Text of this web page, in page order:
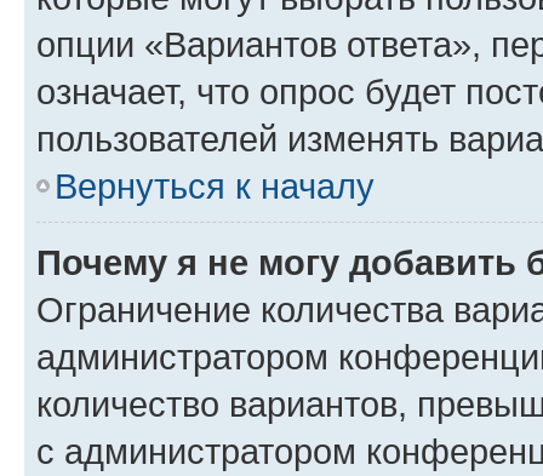
опции «Вариантов ответа»,
означает, что опрос будет
пользователей изменять
Вернуться к началу
Почему я не могу добавить
Ограничение количества
администратором
количество вариантов,
с администратором